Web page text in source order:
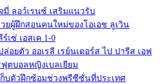
มี่ ลอว์เรนซ์ เสริมแนวรับ
ยผู้ฝึกสอนคนใหม่ของโอเอช ลูเวิน
เซ่ เอสเค 1-0
อยตัว ออเรลี เรย์นเดอร์ส ไป ปารีส เอฟ
ตบอลหญิงเบลเยียม
ก็บตัวฝึกซ้อมช่วงพรีซีซั่นที่ประเทศ